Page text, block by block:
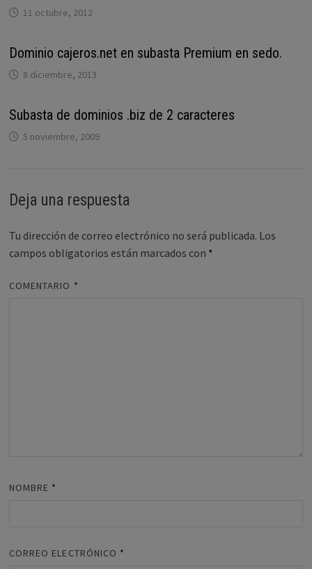
11 octubre, 2012
Dominio cajeros.net en subasta Premium en sedo.
8 diciembre, 2013
Subasta de dominios .biz de 2 caracteres
5 noviembre, 2009
Deja una respuesta
Tu dirección de correo electrónico no será publicada. Los
campos obligatorios están marcados con *
COMENTARIO *
NOMBRE *
CORREO ELECTRÓNICO *